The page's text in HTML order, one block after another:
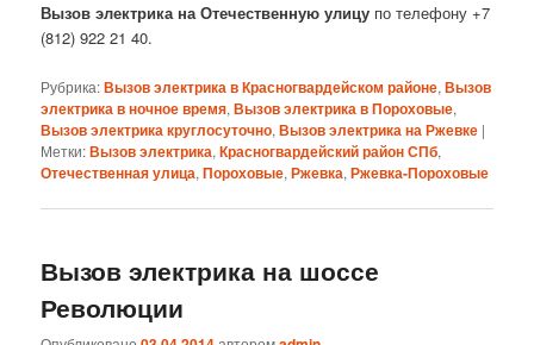
Вызов электрика на Отечественную улицу по телефону +7
(812) 922 21 40.
Рубрика:Вызов электрика в Красногвардейском районе,Вызов
электрика в ночное время,Вызов электрика в Пороховые,
Вызов электрика круглосуточно,Вызов электрика на Ржевке |
Метки:Вызов электрика,Красногвардейский район СПб,
Отечественная улица,Пороховые,Ржевка,Ржевка-Пороховые
Вызов электрика на шоссе
Революции